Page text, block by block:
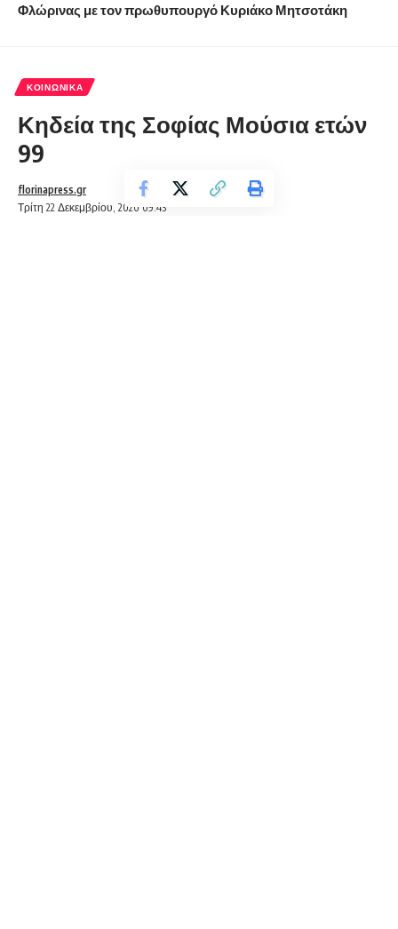
Φλώρινας με τον πρωθυπουργό Κυριάκο Μητσοτάκη
ΚΟΙΝΩΝΙΚΆ
Κηδεία της Σοφίας Μούσια ετών
99
Τρίτη 22 Δεκεμβρίου, 2020 09:43
florinapress.gr